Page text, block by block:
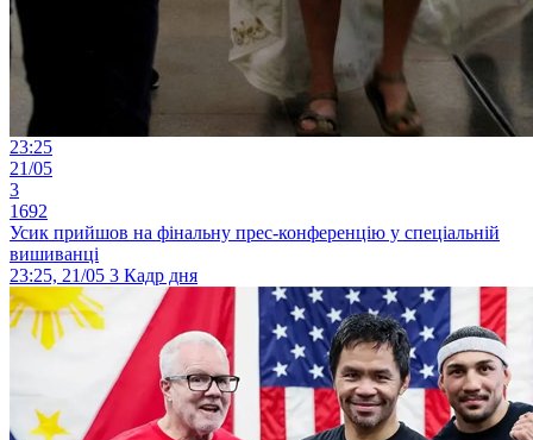
23:25
21/05
3
1692
Усик прийшов на фінальну прес-конференцію у спеціальній
вишиванці
23:25, 21/05 3 Кадр дня